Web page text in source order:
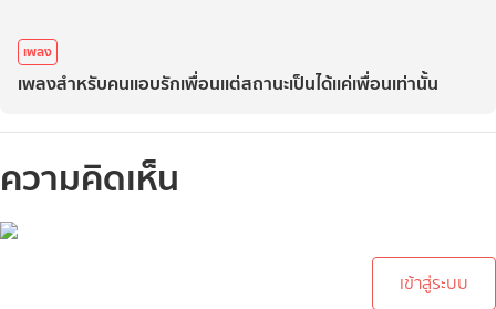
เพลง
เพลงสำหรับคนเเอบรักเพื่อนเเต่สถานะเป็นได้เเค่เพื่อนเท่านั้น
ความคิดเห็น
เข้าสู่ระบบ